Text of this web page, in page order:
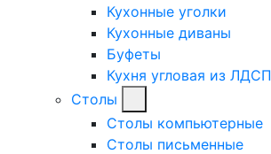
Кухонные уголки
Кухонные диваны
Буфеты
Кухня угловая из ЛДСП
Столы
Столы компьютерные
Столы письменные